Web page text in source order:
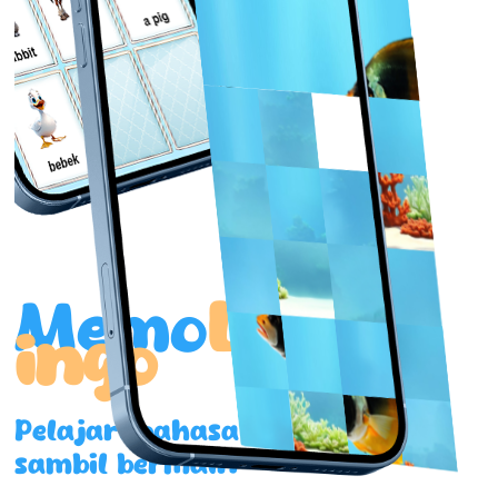
kuda
bebek
MemoL
ingo
Pelajari bahasa
sambil bermain